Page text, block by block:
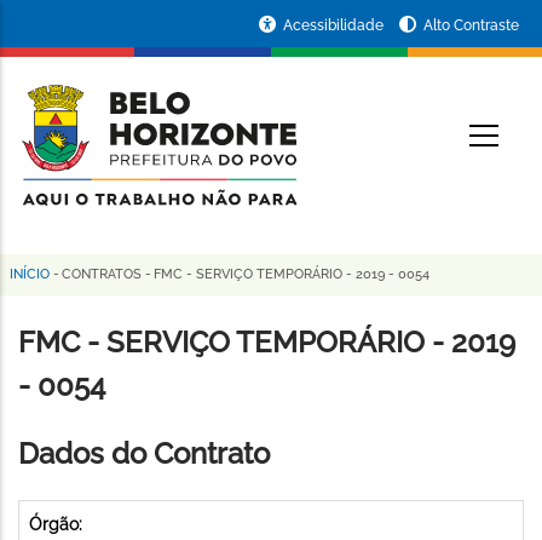
conteúdo
principal
da
Prefeitura
de
Horizonte
Acessibilidade Alto Contraste
Trilha
de
navegação
INÍCIO - CONTRATOS - FMC - SERVIÇO TEMPORÁRIO - 2019 - 0054
FMC - SERVIÇO TEMPORÁRIO - 2019
- 0054
Dados do Contrato
Órgão: